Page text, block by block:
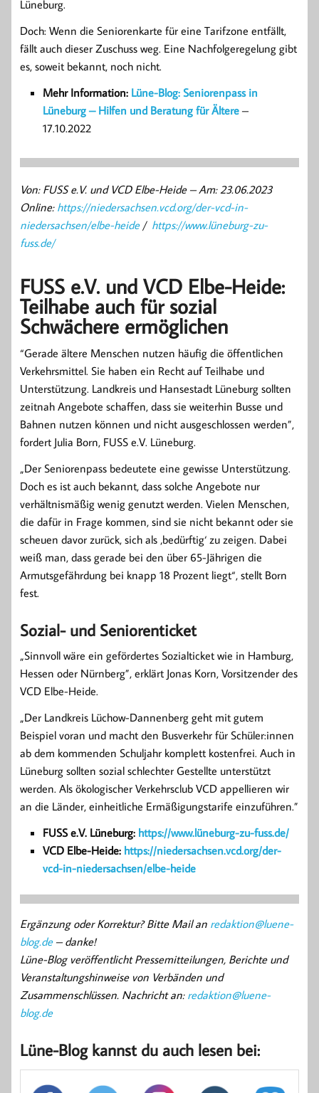
Lüneburg.
Doch: Wenn die Seniorenkarte für eine Tarifzone entfällt,
fällt auch dieser Zuschuss weg. Eine Nachfolgeregelung gibt
es, soweit bekannt, noch nicht.
Mehr Information: Lüne-Blog: Seniorenpass in
Lüneburg – Hilfen und Beratung für Ältere –
17.10.2022
Von: FUSS e.V. und VCD Elbe-Heide – Am: 23.06.2023
Online: https://niedersachsen.vcd.org/der-vcd-in-
niedersachsen/elbe-heide/ https://www.lüneburg-zu-
fuss.de/
FUSS e.V. und VCD Elbe-Heide:
Teilhabe auch für sozial
Schwächere ermöglichen
“Gerade ältere Menschen nutzen häufig die öffentlichen
Verkehrsmittel. Sie haben ein Recht auf Teilhabe und
Unterstützung. Landkreis und Hansestadt Lüneburg sollten
zeitnah Angebote schaffen, dass sie weiterhin Busse und
Bahnen nutzen können und nicht ausgeschlossen werden”,
fordert Julia Born, FUSS e.V. Lüneburg.
„Der Seniorenpass bedeutete eine gewisse Unterstützung.
Doch es ist auch bekannt, dass solche Angebote nur
verhältnismäßig wenig genutzt werden. Vielen Menschen,
die dafür in Frage kommen, sind sie nicht bekannt oder sie
scheuen davor zurück, sich als ‚bedürftig‘ zu zeigen. Dabei
weiß man, dass gerade bei den über 65-Jährigen die
Armutsgefährdung bei knapp 18 Prozent liegt“, stellt Born
fest.
Sozial- und Seniorenticket
„Sinnvoll wäre ein gefördertes Sozialticket wie in Hamburg,
Hessen oder Nürnberg”, erklärt Jonas Korn, Vorsitzender des
VCD Elbe-Heide.
„Der Landkreis Lüchow-Dannenberg geht mit gutem
Beispiel voran und macht den Busverkehr für Schüler:innen
ab dem kommenden Schuljahr komplett kostenfrei. Auch in
Lüneburg sollten sozial schlechter Gestellte unterstützt
werden. Als ökologischer Verkehrsclub VCD appellieren wir
an die Länder, einheitliche Ermäßigungstarife einzuführen.”
FUSS e.V. Lüneburg: https://www.lüneburg-zu-fuss.de/
VCD Elbe-Heide: https://niedersachsen.vcd.org/der-
vcd-in-niedersachsen/elbe-heide
Ergänzung oder Korrektur? Bitte Mail an redaktion@luene-
blog.de– danke!
Lüne-Blog veröffentlicht Pressemitteilungen, Berichte und
Veranstaltungshinweise von Verbänden und
Zusammenschlüssen. Nachricht an: redaktion@luene-
blog.de
Lüne-Blog kannst du auch lesen bei: